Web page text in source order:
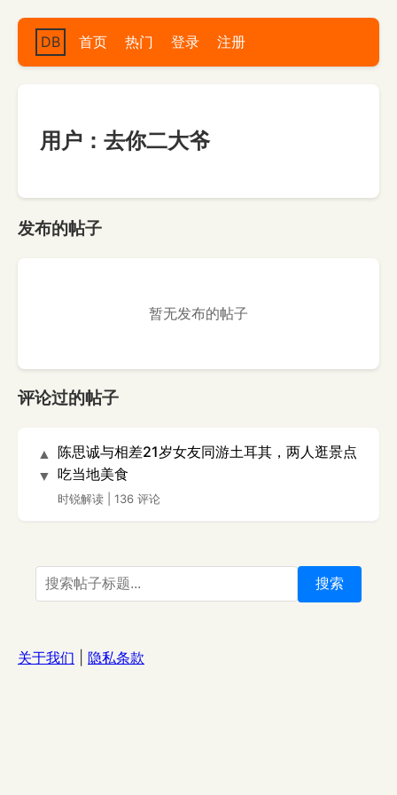
DB 首页 热门 登录 注册
用户：去你二大爷
发布的帖子
暂无发布的帖子
评论过的帖子
▲
▼
陈思诚与相差21岁女友同游土耳其，两人逛景点
吃当地美食
时锐解读 136 评论
搜索
关于我们 隐私条款